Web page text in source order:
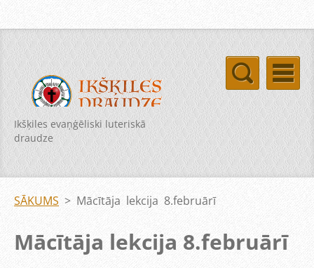
Ikšķiles evaņģēliski luteriskā
draudze
SĀKUMS > Mācītāja lekcija 8.februārī
Mācītāja lekcija 8.februārī